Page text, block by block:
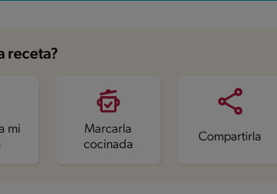
receta?
mi
Marcarla
cocinada
Compartirla